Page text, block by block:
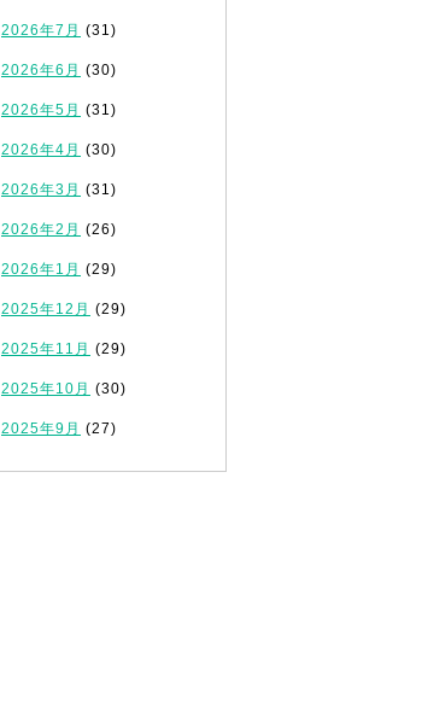
2026年7月 (31)
2026年6月 (30)
2026年5月 (31)
2026年4月 (30)
2026年3月 (31)
2026年2月 (26)
2026年1月 (29)
2025年12月 (29)
2025年11月 (29)
2025年10月 (30)
2025年9月 (27)